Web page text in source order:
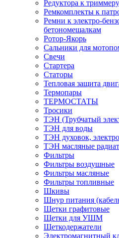
Редуктора к триммеру
Ремкомплекты к
Ремни к электро-
бетономешалкам
Ротор-Якорь
Сальники для
Свечи
Стартера
Статоры
Тепловая защита
Термопары
ТЕРМОСТАТЫ
Тросики
ТЭН (Трубчатый
ТЭН для воды
ТЭН духовок,
ТЭН масляные
Фильтры
Фильтры воздушные
Фильтры масляные
Фильтры топливные
Шкивы
Шнур питания
Щетки графитовые
Щетки для УШМ
Щеткодержатели
Электромагнитный